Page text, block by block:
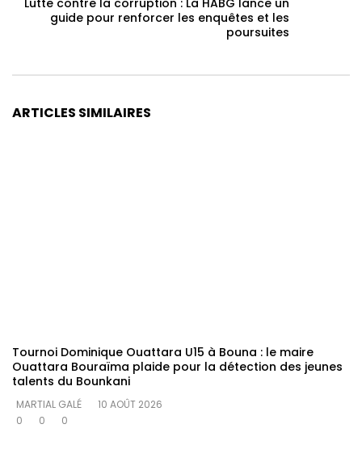
Lutte contre la corruption : La HABG lance un
guide pour renforcer les enquêtes et les
poursuites
ARTICLES SIMILAIRES
Tournoi Dominique Ouattara U15 à Bouna : le maire
Ouattara Bouraïma plaide pour la détection des jeunes
talents du Bounkani
MARTIAL GALÉ
10 AOÛT 2026
0
0 0